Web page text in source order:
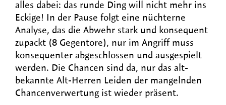
alles dabei: das runde Ding will nicht mehr ins
Eckige! In der Pause folgt eine nüchterne
Analyse, das die Abwehr stark und konsequent
zupackt (8 Gegentore), nur im Angriff muss
konsequenter abgeschlossen und ausgespielt
werden. Die Chancen sind da, nur das alt-
bekannte Alt-Herren Leiden der mangelnden
Chancenverwertung ist wieder präsent.